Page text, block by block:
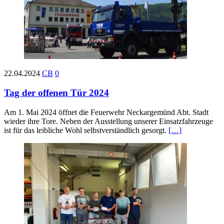
22.04.2024 CB 0
Tag der offenen Tür 2024
Am 1. Mai 2024 öffnet die Feuerwehr Neckargemünd Abt. Stadt
wieder ihre Tore. Neben der Ausstellung unserer Einsatzfahrzeuge
ist für das leibliche Wohl selbstverständlich gesorgt. […]